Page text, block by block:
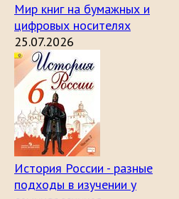
Мир книг на бумажных и
цифровых носителях
25.07.2026
История России - разные
подходы в изучении у